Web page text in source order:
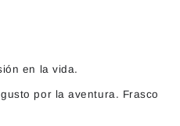
en la vida.
por la aventura. Frasco